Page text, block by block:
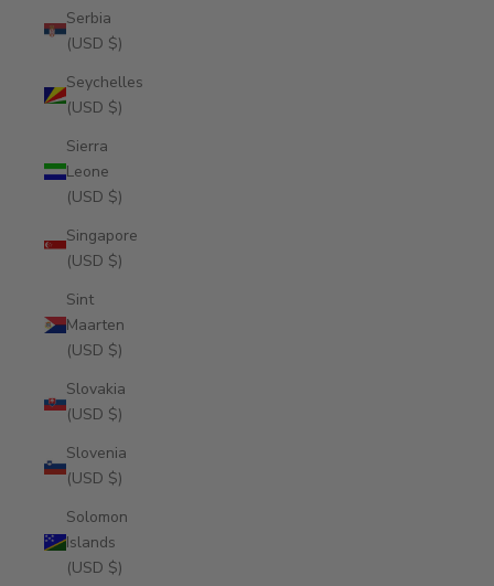
Serbia
(USD $)
Seychelles
(USD $)
Sierra
Leone
(USD $)
Singapore
(USD $)
Sint
Maarten
(USD $)
Slovakia
(USD $)
Slovenia
(USD $)
Solomon
Islands
(USD $)